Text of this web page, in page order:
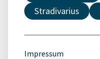
Stradivarius
Impressum